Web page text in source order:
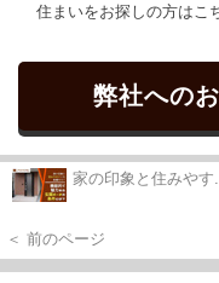
住まいをお探しの方はこ
弊社への
家の印象と住みやす...
＜ 前のページ